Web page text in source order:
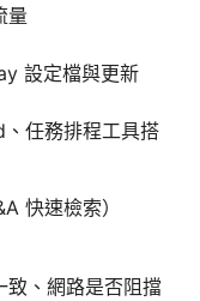
量
設定檔與更新
任務排程工具搭
快速檢索）
致、網路是否阻擋